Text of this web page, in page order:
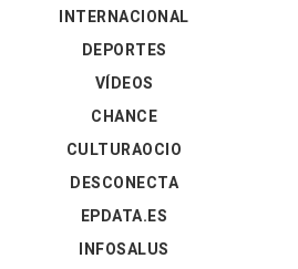
INTERNACIONAL
DEPORTES
VÍDEOS
CHANCE
CULTURAOCIO
DESCONECTA
EPDATA.ES
INFOSALUS